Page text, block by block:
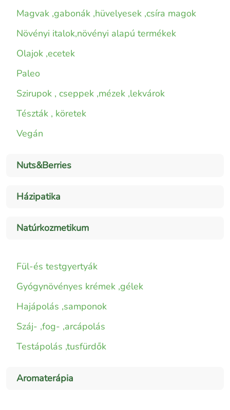
Magvak ,gabonák ,hüvelyesek ,csíra magok
Növényi italok,növényi alapú termékek
Olajok ,ecetek
Paleo
Szirupok , cseppek ,mézek ,lekvárok
Tészták , köretek
Vegán
Nuts&Berries
Házipatika
Natúrkozmetikum
Fül-és testgyertyák
Gyógynövényes krémek ,gélek
Hajápolás ,samponok
Száj- ,fog- ,arcápolás
Testápolás ,tusfürdők
Aromaterápia